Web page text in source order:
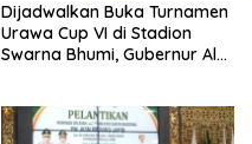
Dijadwalkan Buka Turnamen
Urawa Cup VI di Stadion
Swarna Bhumi, Gubernur Al